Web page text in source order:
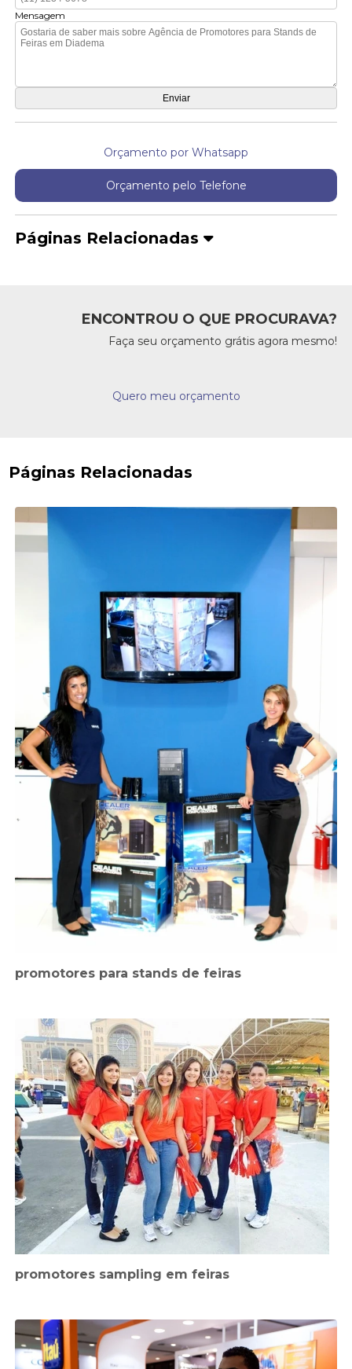
Mensagem
Orçamento por Whatsapp
Orçamento pelo Telefone
Páginas Relacionadas
ENCONTROU O QUE PROCURAVA?
Faça seu orçamento grátis agora mesmo!
Quero meu orçamento
Páginas Relacionadas
promotores para stands de feiras
promotores sampling em feiras